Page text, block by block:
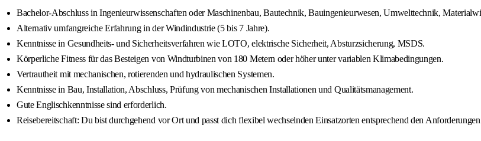
Bachelor-Abschluss in Ingenieurwissenschaften oder Maschinenbau, Bautechnik, Bauingenieurwesen, Umwelttechnik,
Alternativ umfangreiche Erfahrung in der Windindustrie (5 bis 7 Jahre).
Kenntnisse in Gesundheits- und Sicherheitsverfahren wie LOTO, elektrische Sicherheit, Absturzsicherung, MSDS.
Körperliche Fitness für das Besteigen von Windturbinen von 180 Metern oder höher unter variablen Klimabedingungen.
Vertrautheit mit mechanischen, rotierenden und hydraulischen Systemen.
Kenntnisse in Bau, Installation, Abschluss, Prüfung von mechanischen Installationen und Qualitätsmanagement.
Gute Englischkenntnisse sind erforderlich.
Reisebereitschaft: Du bist durchgehend vor Ort und passt dich flexibel wechselnden Einsatzorten entsprechend den